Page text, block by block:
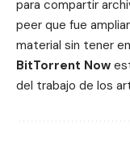
para compartir
peer que fue
material sin tener
BitTorrent Now
del trabajo de los